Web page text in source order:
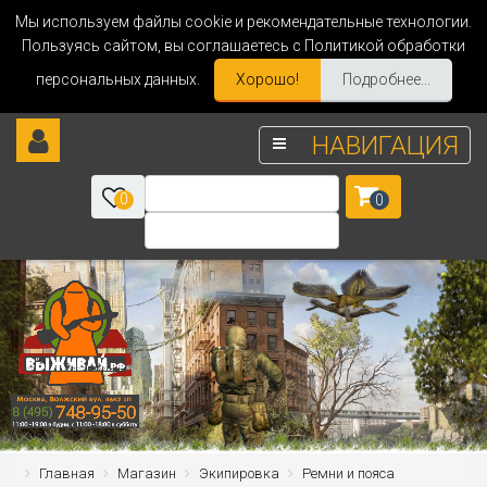
Мы используем файлы cookie и рекомендательные технологии.
Пользуясь сайтом, вы соглашаетесь с Политикой обработки
персональных данных.
Хорошо! Подробнее...
НАВИГАЦИЯ
0 0
Главная Магазин Экипировка Ремни и пояса